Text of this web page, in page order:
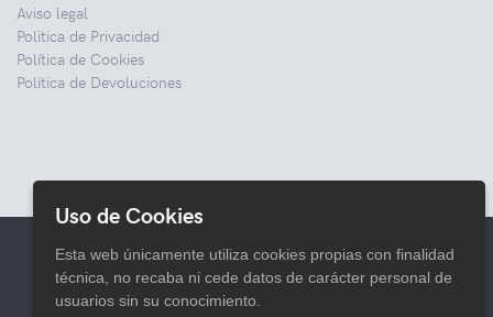
Aviso legal
Politica de Privacidad
Política de Cookies
Política de Devoluciones
© 2026 Comercial Lata
Uso de Cookies
Esta web únicamente utiliza cookies propias con finalidad
técnica, no recaba ni cede datos de carácter personal de
usuarios sin su conocimiento.